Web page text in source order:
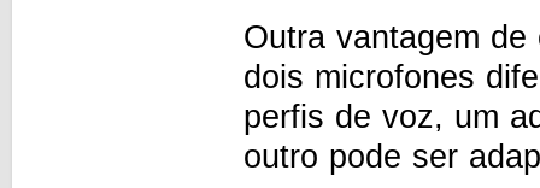
Outra vantagem
dois microfones
perfis de voz, um
outro pode ser